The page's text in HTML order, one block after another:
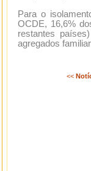
Para o
OCDE, 16,6%
restantes
agregados
<<